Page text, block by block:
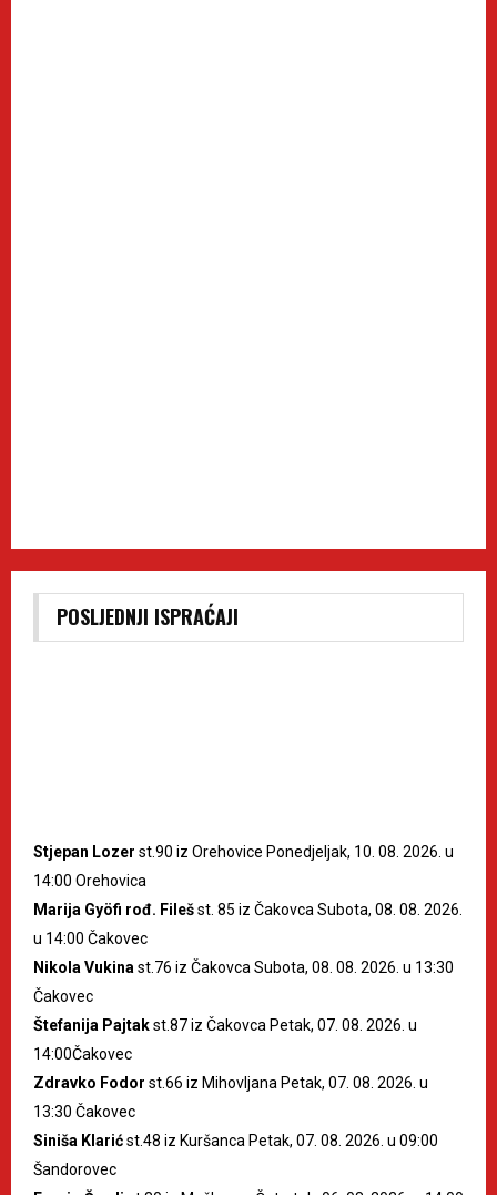
POSLJEDNJI ISPRAĆAJI
Stjepan Lozer st.90 iz Orehovice Ponedjeljak, 10. 08. 2026. u
14:00 Orehovica
Marija Gyöfi rođ. Filešst. 85 iz Čakovca Subota, 08. 08. 2026.
u 14:00 Čakovec
Nikola Vukina st.76 iz Čakovca Subota, 08. 08. 2026. u 13:30
Čakovec
Štefanija Pajtakst.87 iz Čakovca Petak, 07. 08. 2026. u
14:00Čakovec
Zdravko Fodor st.66 iz Mihovljana Petak, 07. 08. 2026. u
13:30 Čakovec
Siniša Klarićst.48 iz Kuršanca Petak, 07. 08. 2026. u 09:00
Šandorovec